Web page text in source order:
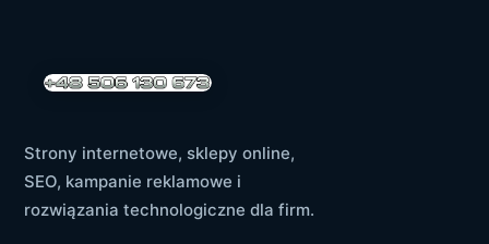
Strony internetowe, sklepy online,
SEO, kampanie reklamowe i
rozwiązania technologiczne dla firm.